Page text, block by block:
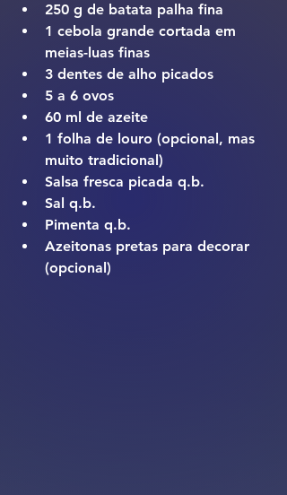
250 g de batata palha fina
1 cebola grande cortada em
meias-luas finas
3 dentes de alho picados
5 a 6 ovos
60 ml de azeite
1 folha de louro (opcional, mas
muito tradicional)
Salsa fresca picada q.b.
Sal q.b.
Pimenta q.b.
Azeitonas pretas para decorar
(opcional)